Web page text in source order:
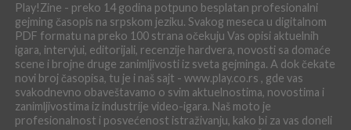
Play!Zine - preko 14 godina potpuno besplatan profesionalni
gejming časopis na srpskom jeziku. Svakog meseca u digitalnom
PDF formatu na preko 100 strana očekuju Vas opisi aktuelnih
igara, intervjui, editorijali, recenzije hardvera, novosti sa domaće
scene i brojne druge zanimljivosti iz sveta gejminga. A dok čekate
novi broj časopisa, tu je i naš sajt - www.play.co.rs , gde vas
svakodnevno obaveštavamo o svim aktuelnostima, novostima i
zanimljivostima iz industrije video-igara. Naš moto je
profesionalnost i posvećenost istraživanju, kako bi za vas doneli